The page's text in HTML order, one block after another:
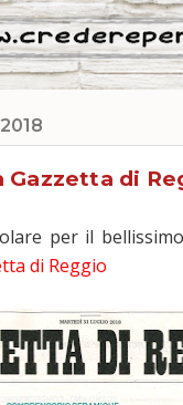
Gazzetta di
per il
di Reggio